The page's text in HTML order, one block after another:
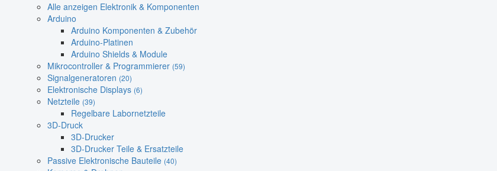
Alle anzeigen Elektronik & Komponenten
Arduino
Arduino Komponenten & Zubehör
Arduino-Platinen
Arduino Shields & Module
Mikrocontroller & Programmierer (59)
Signalgeneratoren (20)
Elektronische Displays (6)
Netzteile (39)
Regelbare Labornetzteile
3D-Druck
3D-Drucker
3D-Drucker Teile & Ersatzteile
Passive Elektronische Bauteile (40)